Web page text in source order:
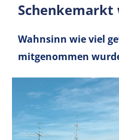
Wahnsinn wie viel
mitgenommen